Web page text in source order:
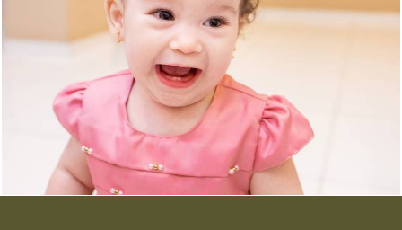
2581 7